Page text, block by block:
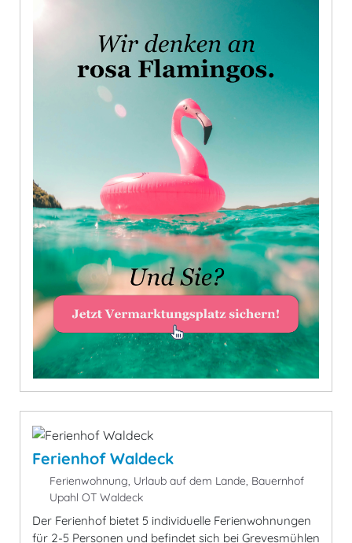
Ferienhof Waldeck
Ferienwohnung, Urlaub auf dem Lande, Bauernhof
Upahl OT Waldeck
Der Ferienhof bietet 5 individuelle Ferienwohnungen
für 2-5 Personen und befindet sich bei Grevesmühlen